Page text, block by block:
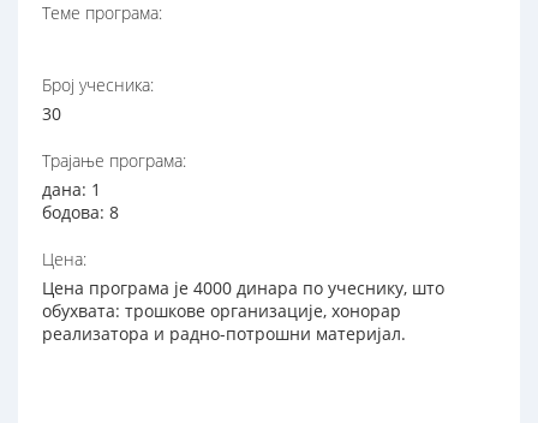
Теме програма:
Број учесника:
30
Трајање програма:
дана: 1
бодова: 8
Цена:
Цена програма је 4000 динара по учеснику, што
обухвата: трошкове организације, хонорар
реализатора и радно-потрошни материјал.